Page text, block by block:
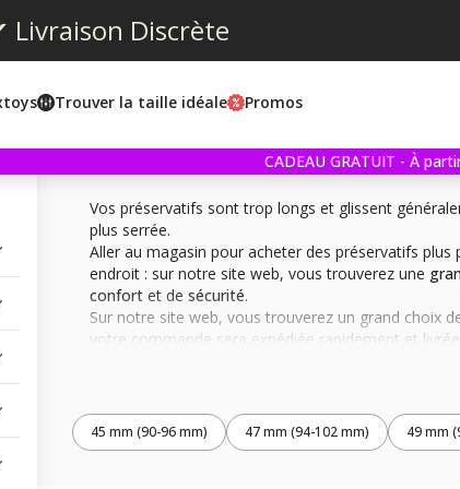
Livraison Discrète
Trouver la taille idéale Promos
CADEAU GRATUIT - À
Vos préservatifs sont trop longs et glissent
plus serrée.
Aller au magasin pour acheter des préservatifs
endroit : sur notre site web, vous trouverez une
confort et de sécurité.
Sur notre site web, vous trouverez un grand choix
votre commande sera expédiée rapidement et
ainsi votre confort lors du rapport sexuel. Avoir
partenaire. Alors n'hésitez plus, et commandez dès
45 mm (90-96 mm) 47 mm (94-102 mm) 49 mm